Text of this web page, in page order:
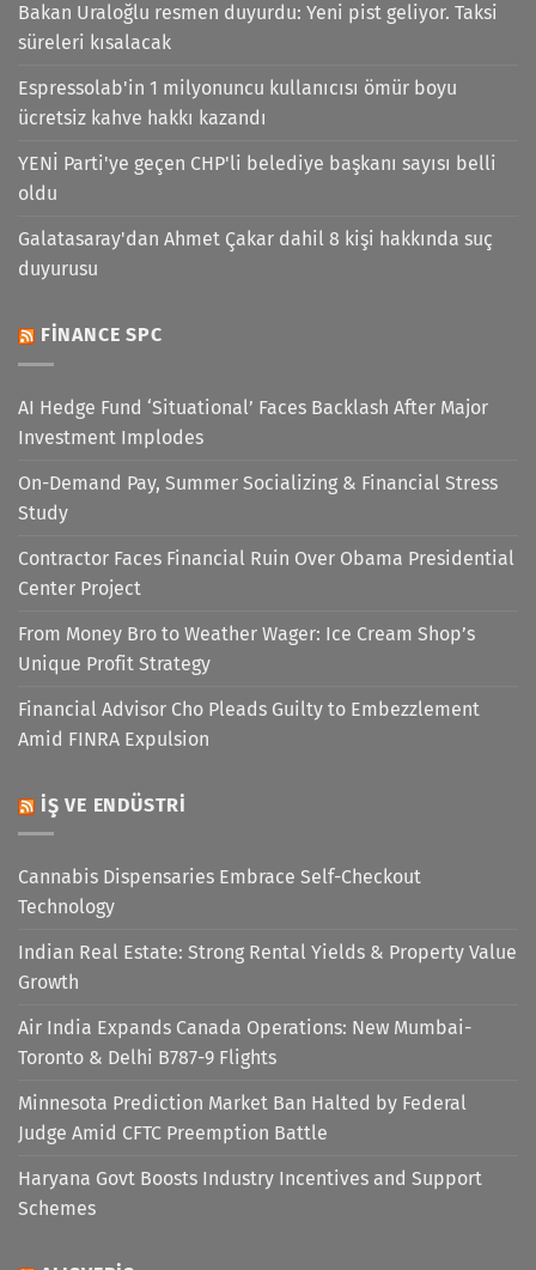
Bakan Uraloğlu resmen duyurdu: Yeni pist geliyor. Taksi
süreleri kısalacak
Espressolab'in 1 milyonuncu kullanıcısı ömür boyu
ücretsiz kahve hakkı kazandı
YENİ Parti'ye geçen CHP'li belediye başkanı sayısı belli
oldu
Galatasaray'dan Ahmet Çakar dahil 8 kişi hakkında suç
duyurusu
FINANCE SPC
AI Hedge Fund ‘Situational’ Faces Backlash After Major
Investment Implodes
On-Demand Pay, Summer Socializing & Financial Stress
Study
Contractor Faces Financial Ruin Over Obama Presidential
Center Project
From Money Bro to Weather Wager: Ice Cream Shop’s
Unique Profit Strategy
Financial Advisor Cho Pleads Guilty to Embezzlement
Amid FINRA Expulsion
İŞ VE ENDÜSTRI
Cannabis Dispensaries Embrace Self-Checkout
Technology
Indian Real Estate: Strong Rental Yields & Property Value
Growth
Air India Expands Canada Operations: New Mumbai-
Toronto & Delhi B787-9 Flights
Minnesota Prediction Market Ban Halted by Federal
Judge Amid CFTC Preemption Battle
Haryana Govt Boosts Industry Incentives and Support
Schemes